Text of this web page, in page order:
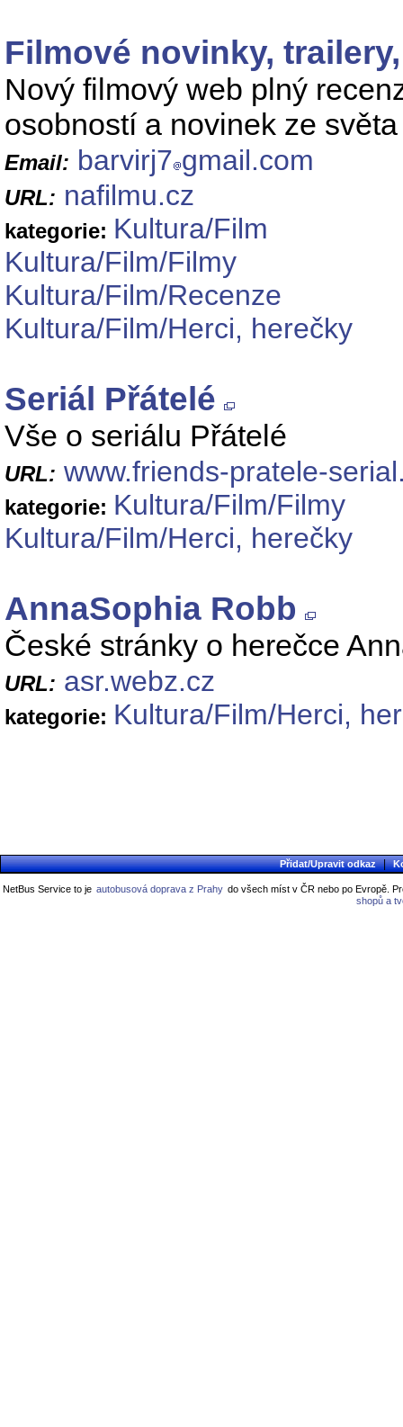
Filmové novinky,
Nový filmový web plný
osobností a novinek ze
Email: barvirj7 gmail.com
URL: nafilmu.cz
kategorie: Kultura/Film
Kultura/Film/Filmy
Kultura/Film/Recenze
Kultura/Film/Herci, herečky
Seriál Přátelé
Vše o seriálu Přátelé
URL: www.friends-pratele-
kategorie: Kultura/Film/Filmy
Kultura/Film/Herci, herečky
AnnaSophia Robb
České stránky o herečce
URL: asr.webz.cz
kategorie: Kultura/Film/Herci,
Přidat/Upravit odkaz |
NetBus Service to je autobusová doprava z Prahy do všech míst v ČR nebo po Evropě.
shopů a